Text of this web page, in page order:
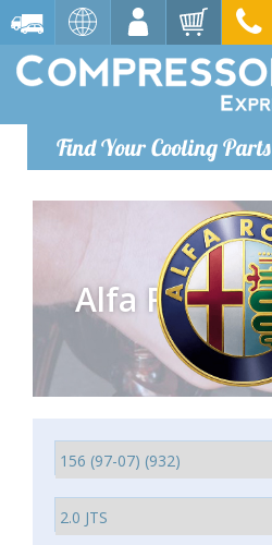
Find Your Cooling Parts
Alfa Romeo